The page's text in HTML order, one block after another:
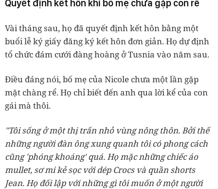
Quyết định kết hôn khi bố mẹ chưa gặp con rể
Vài tháng sau, họ đã quyết định kết hôn bằng một
buổi lễ ký giấy đăng ký kết hôn đơn giản. Họ dự định
tổ chức đám cưới đàng hoàng ở Tusnia vào năm sau.
Điều đáng nói, bố mẹ của Nicole chưa một lần gặp
mặt chàng rể. Họ chỉ biết đến anh qua lời kể của con
gái mà thôi.
"Tôi sống ở một thị trấn nhỏ vùng nông thôn. Bởi thế
những người đàn ông xung quanh tôi có phong cách
cũng 'phóng khoáng' quá. Họ mặc những chiếc áo
mullet, sơ mi kẻ sọc với dép Crocs và quần shorts
Jean. Họ đối lập với những gì tôi muốn ở một người